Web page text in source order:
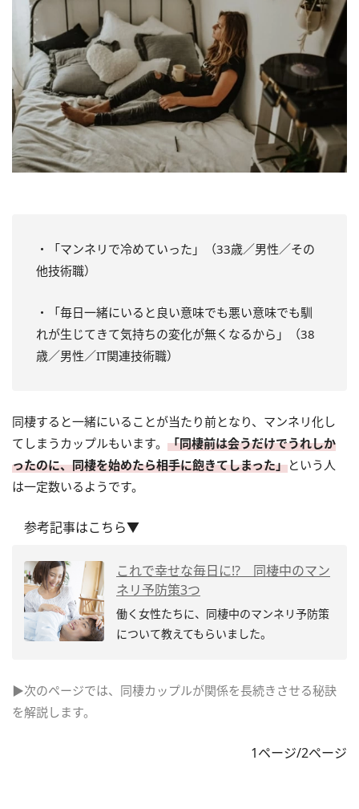
・「マンネリで冷めていった」（33歳／男性／その
他技術職）
・「毎日一緒にいると良い意味でも悪い意味でも馴
れが生じてきて気持ちの変化が無くなるから」（38
歳／男性／IT関連技術職）
同棲すると一緒にいることが当たり前となり、マンネリ化し
てしまうカップルもいます。 「同棲前は会うだけでうれしか
ったのに、同棲を始めたら相手に飽きてしまった」という人
は一定数いるようです。
参考記事はこちら▼
これで幸せな毎日に!? 同棲中のマン
ネリ予防策3つ
働く女性たちに、同棲中のマンネリ予防策
について教えてもらいました。
▶次のページでは、同棲カップルが関係を長続きさせる秘訣
を解説します。
1ページ/2ページ